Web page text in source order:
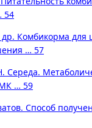
54
Комбикорма для
… 57
… 59
Способ